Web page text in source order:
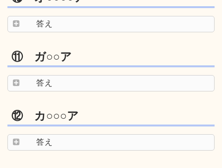
答え
⑪ ガ○○ア
答え
⑫ カ○○○ア
答え